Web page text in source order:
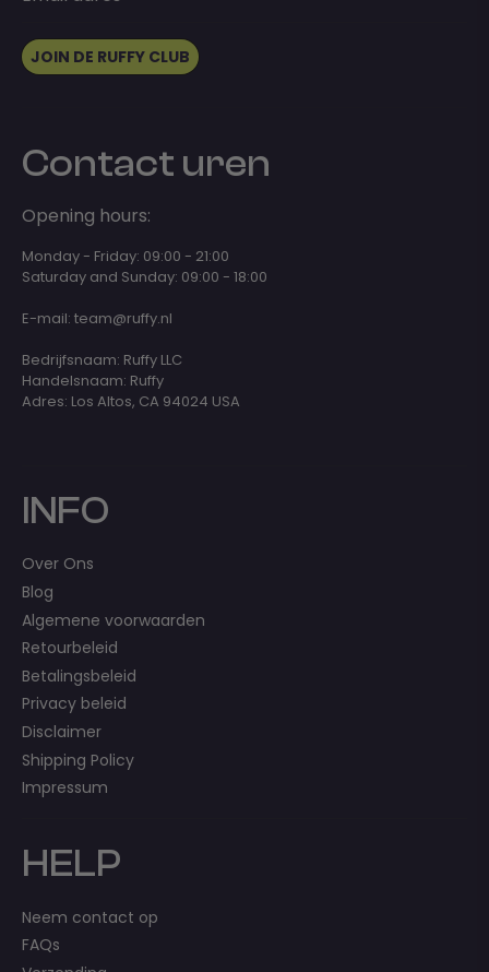
JOIN DE RUFFY CLUB
Contact uren
Opening hours:
Monday - Friday: 09:00 - 21:00
Saturday and Sunday: 09:00 - 18:00
E-mail: team@ruffy.nl
Bedrijfsnaam: Ruffy LLC
Handelsnaam: Ruffy
Adres: Los Altos, CA 94024 USA
INFO
Over Ons
Blog
Algemene voorwaarden
Retourbeleid
Betalingsbeleid
Privacy beleid
Disclaimer
Shipping Policy
Impressum
HELP
Neem contact op
FAQs